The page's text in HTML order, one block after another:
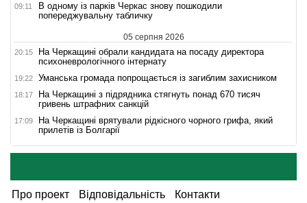
09:11
В одному із парків Черкас знову пошкодили
попереджувальну табличку
05 серпня 2026
20:15
На Черкащині обрали кандидата на посаду директора
психоневрологічного інтернату
19:22 Уманська громада попрощається із загиблим захисником
18:17
На Черкащині з підрядника стягнуть понад 670 тисяч
гривень штрафних санкцій
17:09
На Черкащині врятували рідкісного чорного грифа, який
прилетів із Болгарії
Про проект Відповідальність Контакти